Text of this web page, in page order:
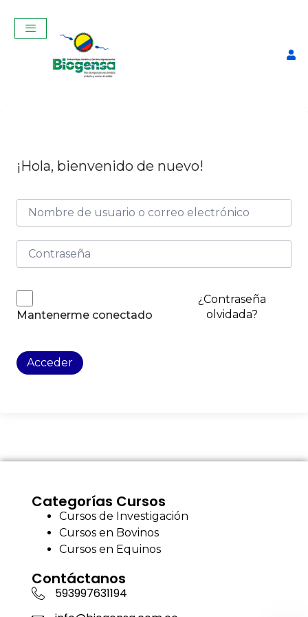
¡Hola, bienvenido de nuevo!
Mantenerme conectado
¿Contraseña
olvidada?
Acceder
Categorías Cursos
Cursos de Investigación
Cursos en Bovinos
Cursos en Equinos
Contáctanos
593997631194
Curso Teórico-Práctico De
Inseminación Artificial En
$320,00 + ADD